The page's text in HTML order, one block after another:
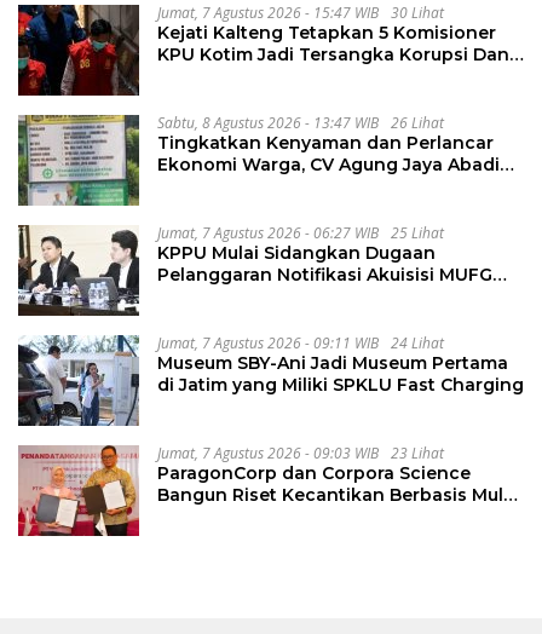
Jumat, 7 Agustus 2026 - 15:47 WIB 30 Lihat
Kejati Kalteng Tetapkan 5 Komisioner
KPU Kotim Jadi Tersangka Korupsi Dana
Sabtu, 8 Agustus 2026 - 13:47 WIB 26 Lihat
Tingkatkan Kenyaman dan Perlancar
Ekonomi Warga, CV Agung Jaya Abadi
Jumat, 7 Agustus 2026 - 06:27 WIB 25 Lihat
KPPU Mulai Sidangkan Dugaan
Pelanggaran Notifikasi Akuisisi MUFG
Jumat, 7 Agustus 2026 - 09:11 WIB 24 Lihat
Museum SBY-Ani Jadi Museum Pertama
di Jatim yang Miliki SPKLU Fast Charging
Jumat, 7 Agustus 2026 - 09:03 WIB 23 Lihat
ParagonCorp dan Corpora Science
Bangun Riset Kecantikan Berbasis Multi-